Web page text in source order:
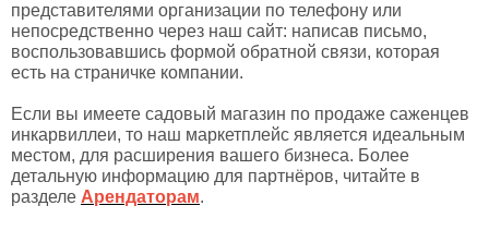
представителями организации по телефону или
непосредственно через наш сайт: написав письмо,
воспользовавшись формой обратной связи, которая
есть на страничке компании.
Если вы имеете садовый магазин по продаже саженцев
инкарвиллеи, то наш маркетплейс является идеальным
местом, для расширения вашего бизнеса. Более
детальную информацию для партнёров, читайте в
разделе Арендаторам.